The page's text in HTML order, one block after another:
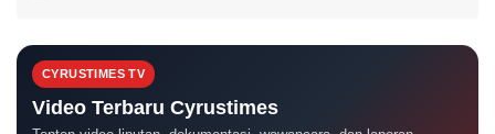
CYRUSTIMES TV
Video Terbaru Cyrustimes